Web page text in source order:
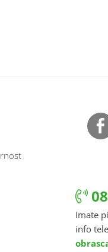
Imate
info